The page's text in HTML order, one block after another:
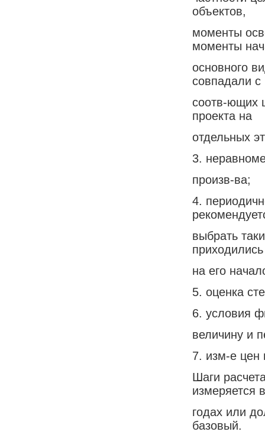
объектов,
моменты
моменты
основного
совпадали с
соотв-ющих
проекта на
отдельных
3.
произв-ва;
4.
выбрать
приходились
на его
5. оценка
6. условия
величину и
7. изм-е цен
Шаги
измеряется в
годах или
базовый.